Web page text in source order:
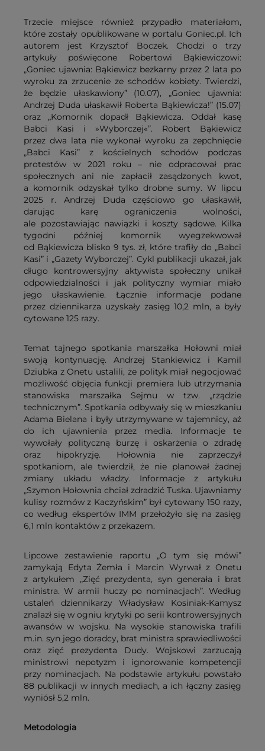
Trzecie miejsce również przypadło materiałom,
które zostały opublikowane w portalu Goniec.pl. Ich
autorem jest Krzysztof Boczek. Chodzi o trzy
artykuły poświęcone Robertowi Bąkiewiczowi:
„Goniec ujawnia: Bąkiewicz bezkarny przez 2 lata po
wyroku za zrzucenie ze schodów kobiety. Twierdzi,
że będzie ułaskawiony” (10.07), „Goniec ujawnia:
Andrzej Duda ułaskawił Roberta Bąkiewicza!” (15.07)
oraz „Komornik dopadł Bąkiewicza. Oddał kasę
Babci Kasi i »Wyborczej«”. Robert Bąkiewicz
przez dwa lata nie wykonał wyroku za zepchnięcie
„Babci Kasi” z kościelnych schodów podczas
protestów w 2021 roku – nie odpracował prac
społecznych ani nie zapłacił zasądzonych kwot,
a komornik odzyskał tylko drobne sumy. W lipcu
2025 r. Andrzej Duda częściowo go ułaskawił,
darując karę ograniczenia wolności,
ale pozostawiając nawiązki i koszty sądowe. Kilka
tygodni później komornik wyegzekwował
od Bąkiewicza blisko 9 tys. zł, które trafiły do „Babci
Kasi” i „Gazety Wyborczej”. Cykl publikacji ukazał, jak
długo kontrowersyjny aktywista społeczny unikał
odpowiedzialności i jak polityczny wymiar miało
jego ułaskawienie. Łącznie informacje podane
przez dziennikarza uzyskały zasięg 10,2 mln, a były
cytowane 125 razy.
Temat tajnego spotkania marszałka Hołowni miał
swoją kontynuację. Andrzej Stankiewicz i Kamil
Dziubka z Onetu ustalili, że polityk miał negocjować
możliwość objęcia funkcji premiera lub utrzymania
stanowiska marszałka Sejmu w tzw. „rządzie
technicznym”. Spotkania odbywały się w mieszkaniu
Adama Bielana i były utrzymywane w tajemnicy, aż
do ich ujawnienia przez media. Informacje te
wywołały polityczną burzę i oskarżenia o zdradę
oraz hipokryzję. Hołownia nie zaprzeczył
spotkaniom, ale twierdził, że nie planował żadnej
zmiany układu władzy. Informacje z artykułu
„Szymon Hołownia chciał zdradzić Tuska. Ujawniamy
kulisy rozmów z Kaczyńskim” był cytowany 150 razy,
co według ekspertów IMM przełożyło się na zasięg
6,1 mln kontaktów z przekazem.
Lipcowe zestawienie raportu „O tym się mówi”
zamykają Edyta Żemła i Marcin Wyrwał z Onetu
z artykułem „Zięć prezydenta, syn generała i brat
ministra. W armii huczy po nominacjach”. Według
ustaleń dziennikarzy Władysław Kosiniak-Kamysz
znalazł się w ogniu krytyki po serii kontrowersyjnych
awansów w wojsku. Na wysokie stanowiska trafili
m.in. syn jego doradcy, brat ministra sprawiedliwości
oraz zięć prezydenta Dudy. Wojskowi zarzucają
ministrowi nepotyzm i ignorowanie kompetencji
przy nominacjach. Na podstawie artykułu powstało
88 publikacji w innych mediach, a ich łączny zasięg
wyniósł 5,2 mln.
Metodologia